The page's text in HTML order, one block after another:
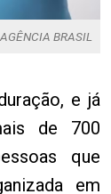
AGÊNCIA BRASIL
e já
de 700
que
em